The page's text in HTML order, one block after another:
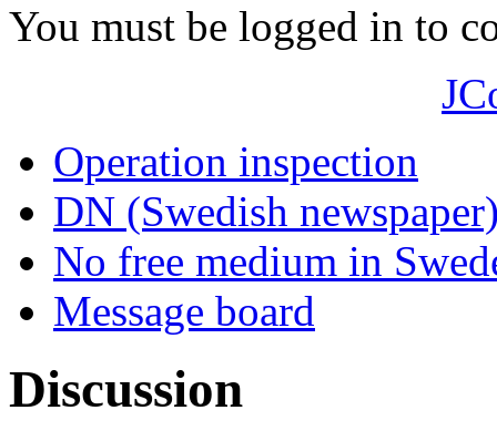
You must be logged in to
Operation inspection
DN (Swedish
No free medium in
Message board
Discussion